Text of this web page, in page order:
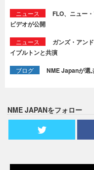
ニュース
FLO、ニュー
ビデオが公開
ニュース
ガンズ・アン
イプルトンと共演
ブログ NME Japanが選
NME JAPANをフォロー